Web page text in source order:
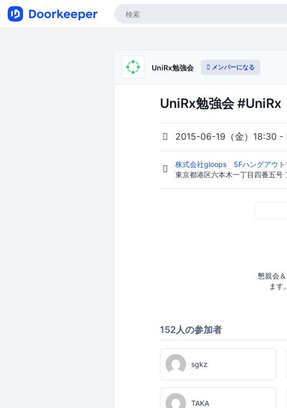
UniRx勉強会 メンバーになる
UniRx勉強会 #UniRx
2015-06-19（金）18:30 -
株式会社gloops 5Fハングアウト
東京都港区六本木一丁目四番五号
懇親会
ます
152人の参加者
sgkz
TAKA